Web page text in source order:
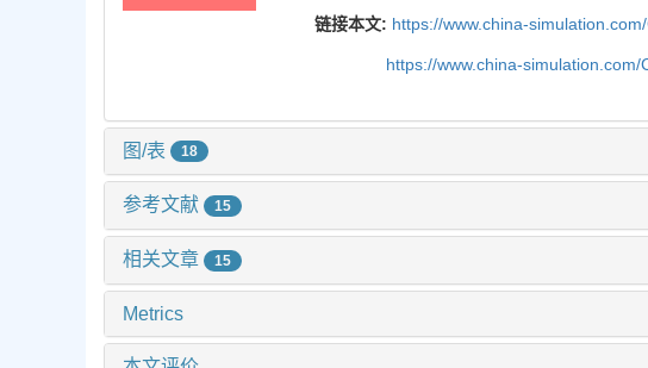
链接本文: https://www.china-
https://www.china-
图/表 18
参考文献 15
相关文章 15
Metrics